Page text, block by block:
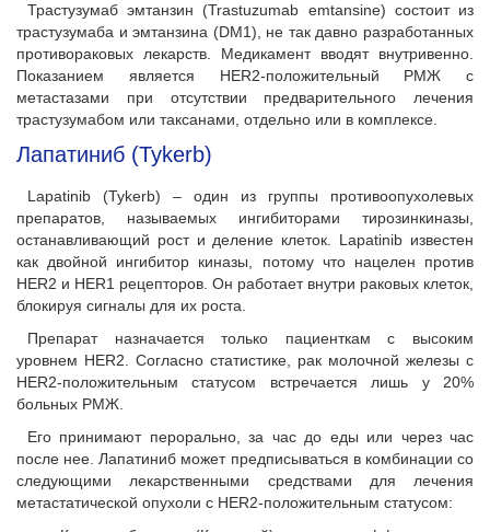
Трастузумаб эмтанзин (Trastuzumab emtansine) состоит из
трастузумаба и эмтанзина (DM1), не так давно разработанных
противораковых лекарств. Медикамент вводят внутривенно.
Показанием является HER2-положительный РМЖ с
метастазами при отсутствии предварительного лечения
трастузумабом или таксанами, отдельно или в комплексе.
Лапатиниб (Tykerb)
Lapatinib (Tykerb) – один из группы противоопухолевых
препаратов, называемых ингибиторами тирозинкиназы,
останавливающий рост и деление клеток. Lapatinib известен
как двойной ингибитор киназы, потому что нацелен против
HER2 и HER1 рецепторов. Он работает внутри раковых клеток,
блокируя сигналы для их роста.
Препарат назначается только пациенткам с высоким
уровнем HER2. Согласно статистике, рак молочной железы с
HER2-положительным статусом встречается лишь у 20%
больных РМЖ.
Его принимают перорально, за час до еды или через час
после нее. Лапатиниб может предписываться в комбинации со
следующими лекарственными средствами для лечения
метастатической опухоли с HER2-положительным статусом: